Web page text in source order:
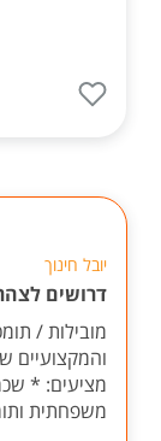
יובל חינוך
דרושים
מובילות /
והמקצועיים
מציעים: *
משפחתית